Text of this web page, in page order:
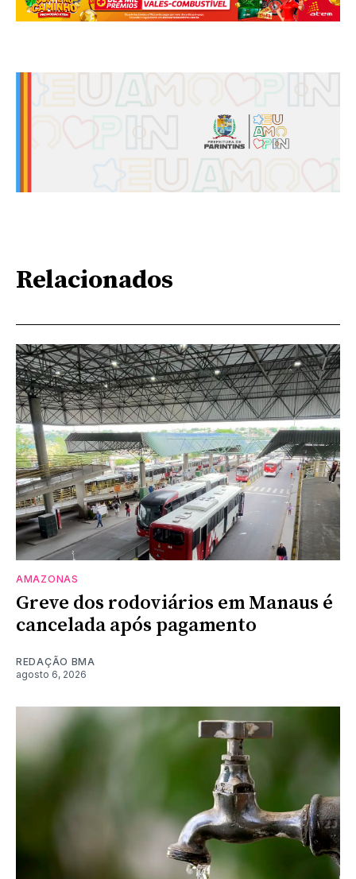
Relacionados
AMAZONAS
Greve dos rodoviários em Manaus é
cancelada após pagamento
REDAÇÃO BMA
agosto 6, 2026